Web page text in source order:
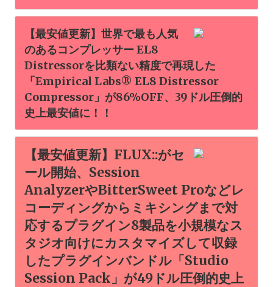
【最安値更新】世界で最も人気
のあるコンプレッサー EL8
Distressorを比類ない精度で再現した
「Empirical Labs® EL8 Distressor
Compressor」が86%OFF、39ドル圧倒的
史上最安値に！！
【最安値更新】FLUX::がセ
ール開始、Session
AnalyzerやBitterSweet Proなどレ
コーディングからミキシングまで対
応するプラグイン8製品を小規模なス
タジオ向けにカスタマイズして収録
したプラグインバンドル「Studio
Session Pack」が49ドル圧倒的史上